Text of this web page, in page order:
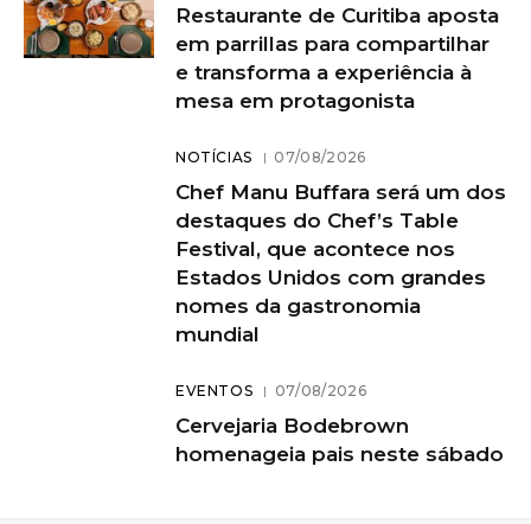
Restaurante de Curitiba aposta
em parrillas para compartilhar
e transforma a experiência à
mesa em protagonista
NOTÍCIAS 07/08/2026
Chef Manu Buffara será um dos
destaques do Chef’s Table
Festival, que acontece nos
Estados Unidos com grandes
nomes da gastronomia
mundial
EVENTOS 07/08/2026
Cervejaria Bodebrown
homenageia pais neste sábado